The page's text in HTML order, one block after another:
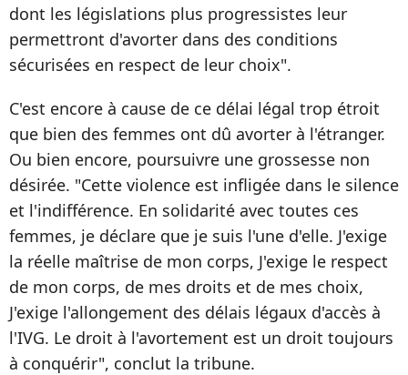
dont les législations plus progressistes leur
permettront d'avorter dans des conditions
sécurisées en respect de leur choix".
C'est encore à cause de ce délai légal trop étroit
que bien des femmes ont dû avorter à l'étranger.
Ou bien encore, poursuivre une grossesse non
désirée. "Cette violence est infligée dans le silence
et l'indifférence. En solidarité avec toutes ces
femmes, je déclare que je suis l'une d'elle. J'exige
la réelle maîtrise de mon corps, J'exige le respect
de mon corps, de mes droits et de mes choix,
J'exige l'allongement des délais légaux d'accès à
l'IVG. Le droit à l'avortement est un droit toujours
à conquérir", conclut la tribune.